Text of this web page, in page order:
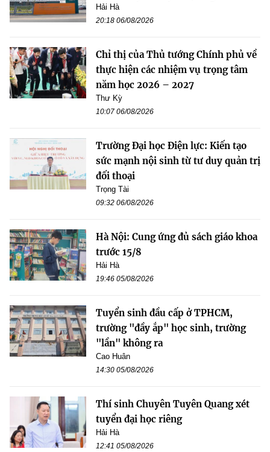
Hải Hà
20:18 06/08/2026
Chỉ thị của Thủ tướng Chính phủ về
thực hiện các nhiệm vụ trọng tâm
năm học 2026 – 2027
Thư Kỳ
10:07 06/08/2026
Trường Đại học Điện lực: Kiến tạo
sức mạnh nội sinh từ tư duy quản trị
đối thoại
Trọng Tài
09:32 06/08/2026
Hà Nội: Cung ứng đủ sách giáo khoa
trước 15/8
Hải Hà
19:46 05/08/2026
Tuyển sinh đầu cấp ở TPHCM,
trường "đầy ắp" học sinh, trường
"lần" không ra
Cao Huân
14:30 05/08/2026
Thí sinh Chuyên Tuyên Quang xét
tuyển đại học riêng
Hải Hà
12:41 05/08/2026